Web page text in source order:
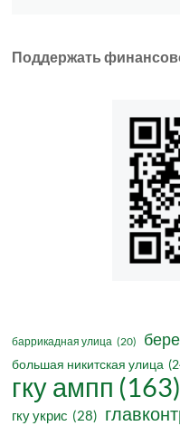
Поддержать
баррикадная улица (20)
большая никитская улица
гку ампп (163)
гку укрис (28)